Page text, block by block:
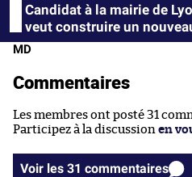
Candidat à la mairie de
veut construire un
MD
Commentaires
Les membres ont posté 31
Participez à la discussion en
Voir les 31 commentaires